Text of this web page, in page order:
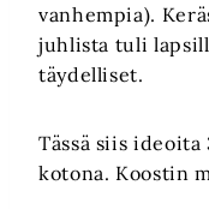
vanhempia).
juhlista tuli
täydelliset.
Tässä siis
kotona. Koostin